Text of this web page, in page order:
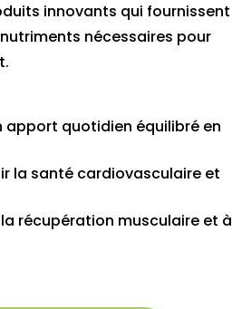
innovants qui fournissent
nécessaires pour
apport quotidien équilibré en
la santé cardiovasculaire et
récupération musculaire et à